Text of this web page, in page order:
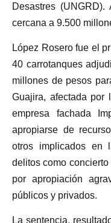
Desastres
cercana a 9.500
López Rosero fue el
40 carrotanques
millones de pesos
Guajira, afectada
empresa fachada
apropiarse de
otros implicados en
delitos como
por apropiación
públicos y privados.
La sentencia,